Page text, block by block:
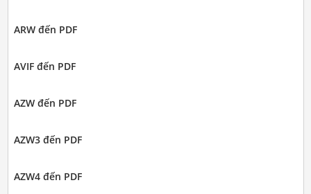
ARW đến PDF
AVIF đến PDF
AZW đến PDF
AZW3 đến PDF
AZW4 đến PDF